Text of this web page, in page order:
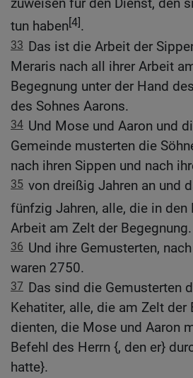
zuweisen für den Dienst, den
tun haben[4].
33 Das ist die Arbeit der
Meraris nach all ihrer Arbeit
Begegnung unter der Hand
des Sohnes Aarons.
34 Und Mose und Aaron und
Gemeinde musterten die
nach ihren Sippen und nach
35 von dreißig Jahren an und
fünfzig Jahren, alle, die in den
Arbeit am Zelt der Begegnung.
36 Und ihre Gemusterten,
waren 2750.
37 Das sind die Gemusterten
Kehatiter, alle, die am Zelt der
dienten, die Mose und Aaron
Befehl des Herrn {, den er}
hatte}.